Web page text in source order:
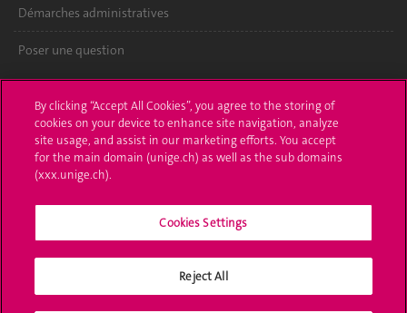
Démarches administratives
Poser une question
UNIGE Mobile
Médias
Offres d'emploi
Bibliothèque
By clicking “Accept All Cookies”, you agree to the storing of
cookies on your device to enhance site navigation, analyze
site usage, and assist in our marketing efforts. You accept
for the main domain (unige.ch) as well as the sub domains
(xxx.unige.ch).
Cookies Settings
Reject All